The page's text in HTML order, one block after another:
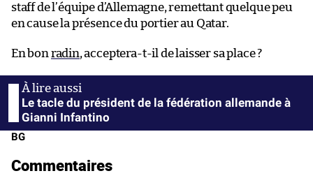
staff de l’équipe d’Allemagne, remettant quelque peu
en cause la présence du portier au Qatar.
En bon radin, acceptera-t-il de laisser sa place ?
Le tacle du président de la fédération allemande à
Gianni Infantino
BG
Commentaires